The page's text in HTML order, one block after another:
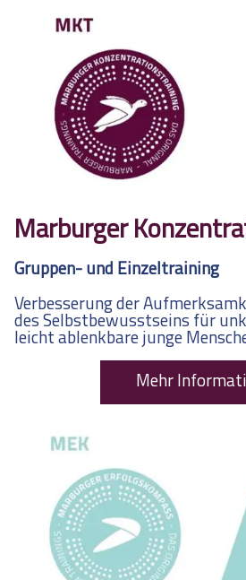
Marburger
Gruppen- und Einzeltraining
Verbesserung der
des Selbstbewusstseins für
leicht ablenkbare junge
Mehr